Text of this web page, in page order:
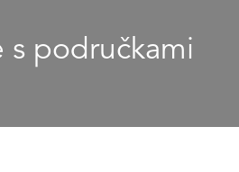
s područkami